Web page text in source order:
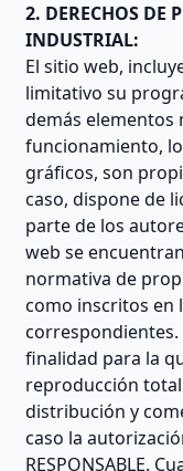
2. DERECHOS DE
INDUSTRIAL:
El sitio web,
limitativo su
demás elementos
funcionamiento,
gráficos, son
caso, dispone de
parte de los
web se
normativa de
como inscritos en
finalidad para la
reproducción
distribución y
caso la
RESPONSABLE.